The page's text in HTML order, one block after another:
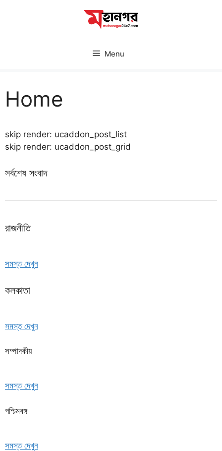
Menu
Home
skip render: ucaddon_post_list
skip render: ucaddon_post_grid
সর্বশেষ সংবাদ
রাজনীতি
সমস্ত দেখুন
কলকাতা
সমস্ত দেখুন
সম্পাদকীয়
সমস্ত দেখুন
পশ্চিমবঙ্গ
সমস্ত দেখুন